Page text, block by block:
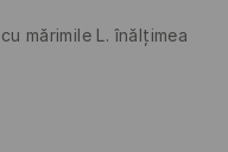
mărimile L. înălțimea